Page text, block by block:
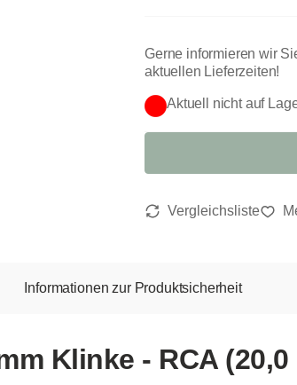
Aktuell nicht auf
Gerne informieren wir
aktuellen Lieferzeiten!
Informationen zur Produktsicherheit
Klinke - RCA